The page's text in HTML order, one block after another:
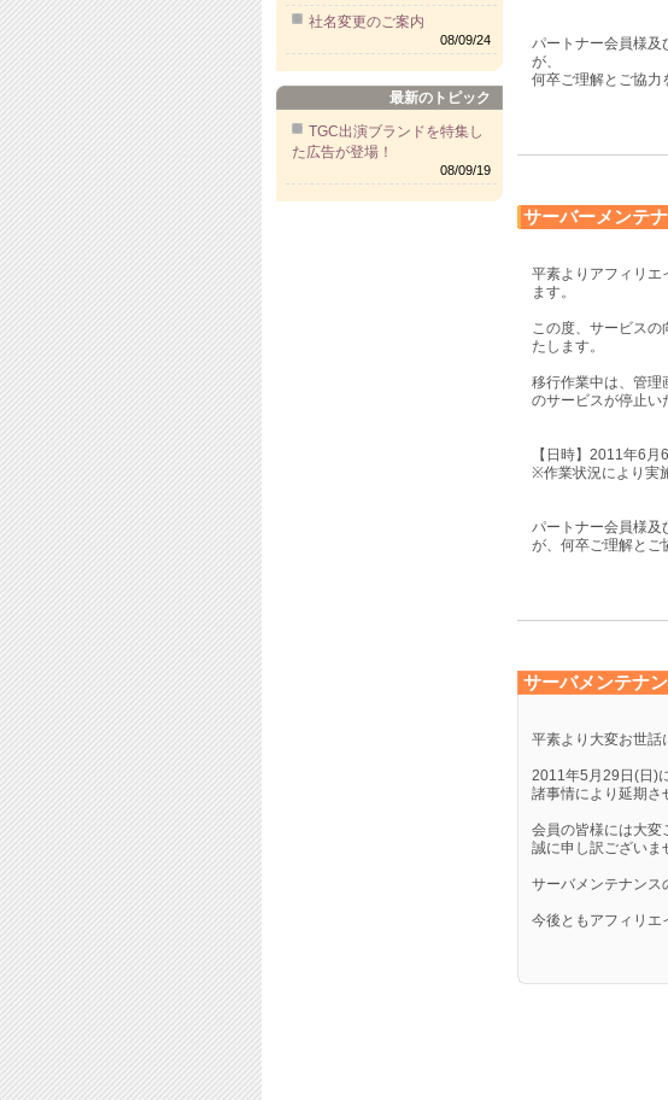
社名変更のご案内
08/09/24
最新のトピック
TGC出演ブランドを特集し
た広告が登場！
08/09/19
パートナー会員様及
が、
何卒ご理解とご協力
サーバーメンテ
平素よりアフィリエ
ます。
この度、サービス
たします。
移行作業中は、管理
のサービスが停止い
【日時】2011年6月
※作業状況により実
パートナー会員様及
が、何卒ご理解とご
サーバメンテナ
平素より大変お世話
2011年5月29日(日)
諸事情により延期さ
会員の皆様には大変
誠に申し訳ございま
サーバメンテナンス
今後ともアフィリエ